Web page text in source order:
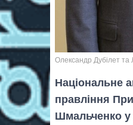
Олександр Дубілет
Національне
правління
Шмальченко у